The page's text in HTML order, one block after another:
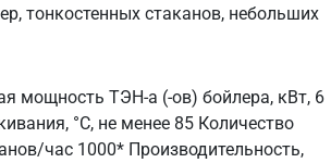
тонкостенных стаканов, небольших
мощность ТЭН-а (-ов) бойлера, кВт, 6
°С, не менее 85 Количество
час 1000* Производительность,